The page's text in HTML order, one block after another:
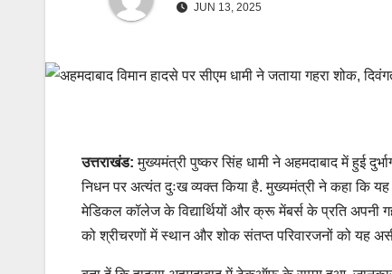
JUN 13, 2025
उत्तराखंड: मुख्यमंत्री पुष्कर सिंह धामी ने अहमदाबाद में हुई
निधन पर अत्यंत दुःख व्यक्त किया है. मुख्यमंत्री ने कहा कि यह
मेडिकल कॉलेज के विद्यार्थियों और क्रू मेंबर्स के प्रति अपनी
को श्रीचरणों में स्थान और शोक संतप्त परिवारजनों को यह